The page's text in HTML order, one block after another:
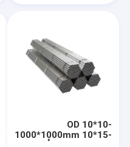
OD 10*10-
1000*1000mm 10*15-